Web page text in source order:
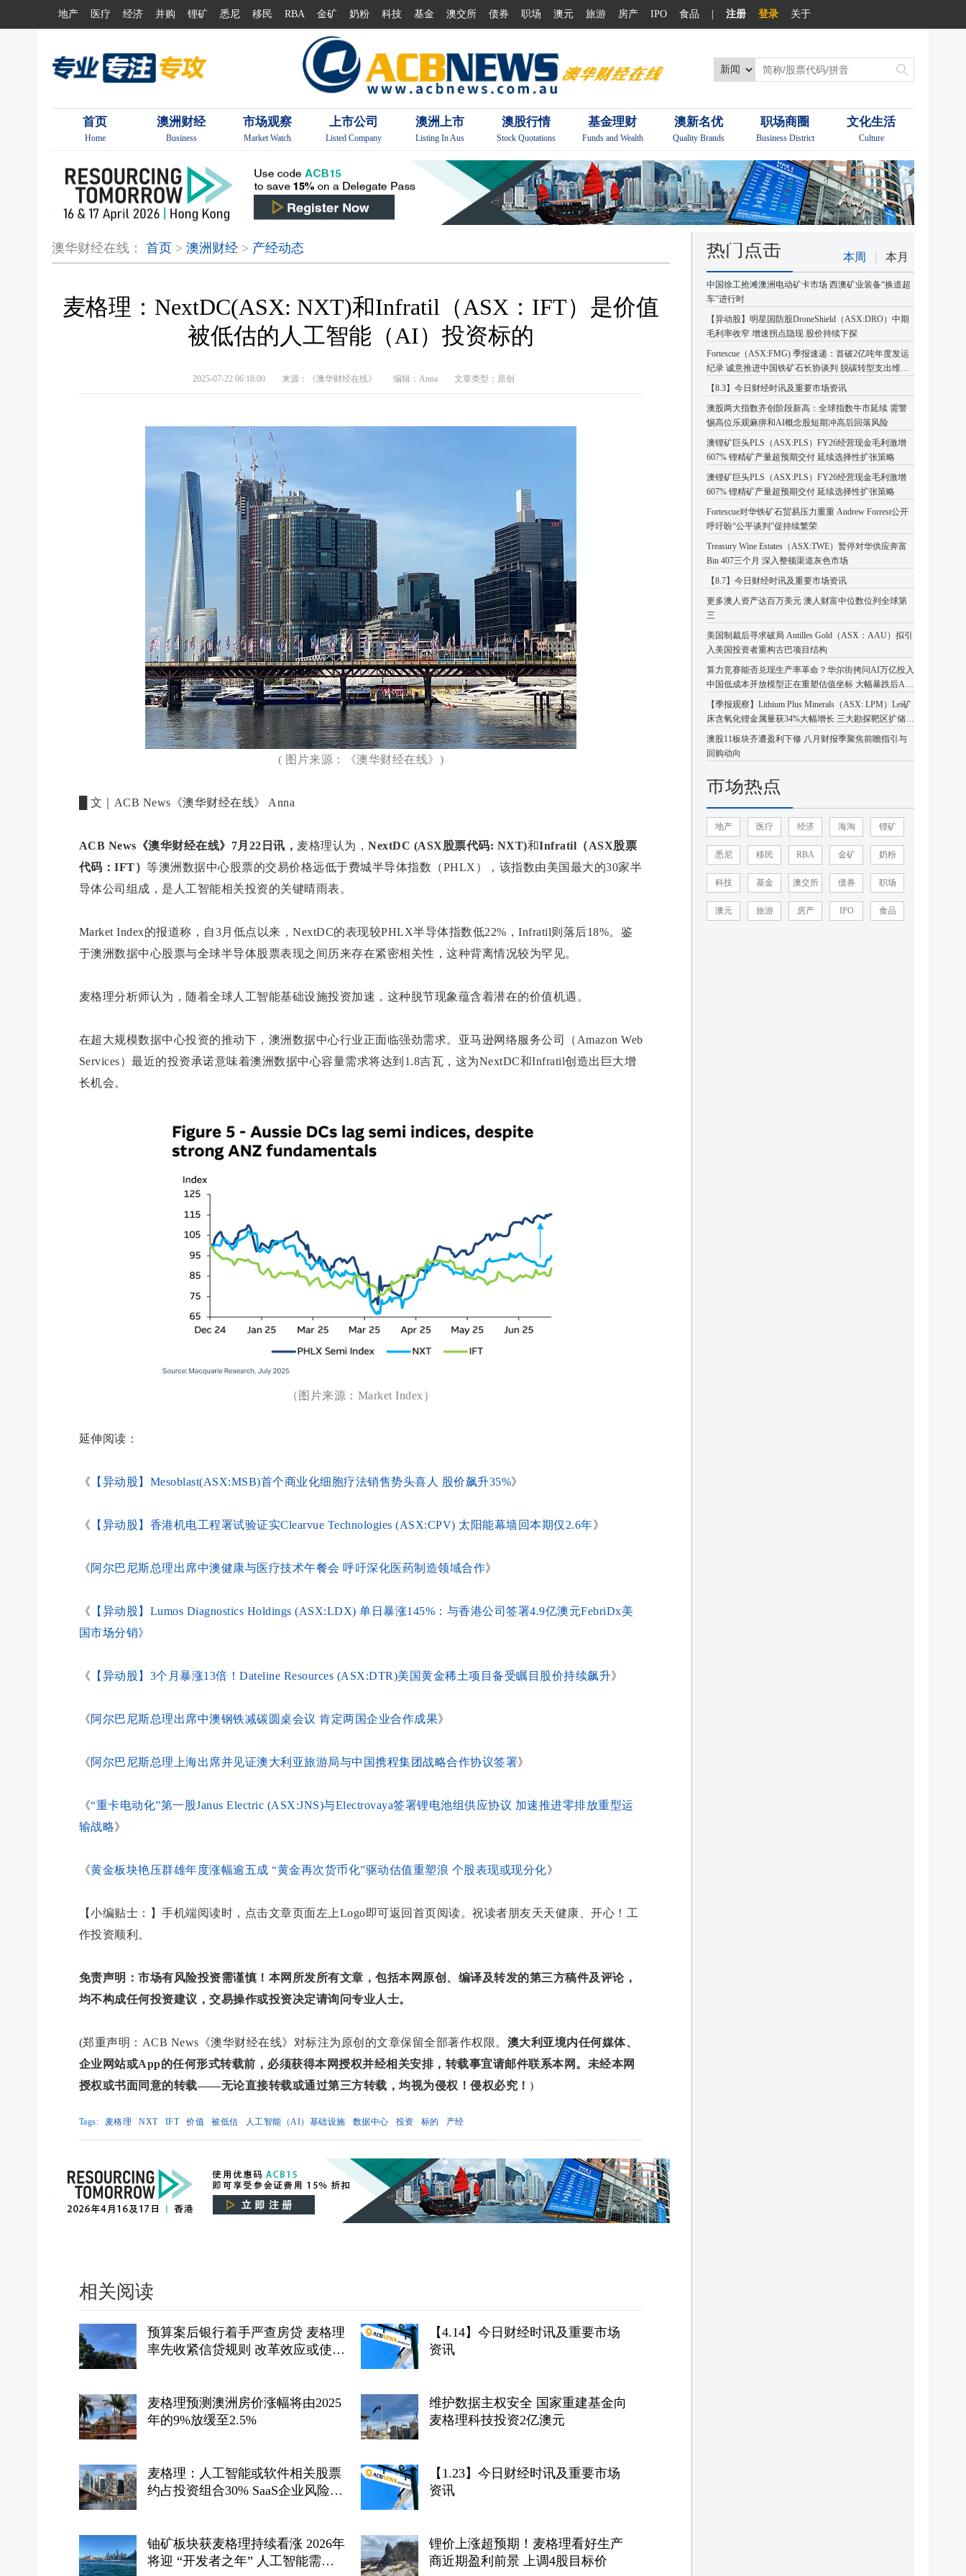
地产 医疗 经济 并购 锂矿 悉尼 移民 RBA 金矿 奶粉 科技 基金 澳交所 债券 职场 澳元 旅游 房产 IPO 食品 注册 登录 关于
首页
Home
澳洲财经
Business
市场观察
Market Watch
上市公司
Listed Company
澳洲上市
Listing In Aus
澳股行情
Stock Quotations
基金理财
Funds and Wealth
澳新名优
Quality Brands
职场商圈
Business District
文化生活
Culture
澳华财经在线： 首页 > 澳洲财经 > 产经动态
麦格理：NextDC(ASX: NXT)和Infratil（ASX：IFT）是价值
被低估的人工智能（AI）投资标的
2025-07-22 06:18:00 来源：《澳华财经在线》 编辑：Anna 文章类型：原创
( 图片来源：《澳华财经在线》)
█ 文｜ACB News《澳华财经在线》 Anna
ACB News《澳华财经在线》7月22日讯， 麦格理认为， NextDC (ASX股票代码: NXT)和Infratil（ASX股票
代码：IFT） 等澳洲数据中心股票的交易价格远低于费城半导体指数（PHLX），该指数由美国最大的30家半
导体公司组成，是人工智能相关投资的关键晴雨表。
Market Index的报道称，自3月低点以来，NextDC的表现较PHLX半导体指数低22%，Infratil则落后18%。鉴
于澳洲数据中心股票与全球半导体股票表现之间历来存在紧密相关性，这种背离情况较为罕见。
麦格理分析师认为，随着全球人工智能基础设施投资加速，这种脱节现象蕴含着潜在的价值机遇。
在超大规模数据中心投资的推动下，澳洲数据中心行业正面临强劲需求。亚马逊网络服务公司（Amazon Web
Services）最近的投资承诺意味着澳洲数据中心容量需求将达到1.8吉瓦，这为NextDC和Infratil创造出巨大增
长机会。
（图片来源：Market Index）
延伸阅读：
《 【异动股】Mesoblast(ASX:MSB)首个商业化细胞疗法销售势头喜人 股价飙升35%》
《 【异动股】香港机电工程署试验证实Clearvue Technologies (ASX:CPV) 太阳能幕墙回本期仅2.6年》
《阿尔巴尼斯总理出席中澳健康与医疗技术午餐会 呼吁深化医药制造领域合作》
《 【异动股】Lumos Diagnostics Holdings (ASX:LDX) 单日暴涨145%：与香港公司签署4.9亿澳元FebriDx美
国市场分销》
《 【异动股】3个月暴涨13倍！Dateline Resources (ASX:DTR)美国黄金稀土项目备受瞩目股价持续飙升》
《阿尔巴尼斯总理出席中澳钢铁减碳圆桌会议 肯定两国企业合作成果》
《阿尔巴尼斯总理上海出席并见证澳大利亚旅游局与中国携程集团战略合作协议签署》
《“重卡电动化”第一股Janus Electric (ASX:JNS)与Electrovaya签署锂电池组供应协议 加速推进零排放重型运
输战略》
《黄金板块艳压群雄年度涨幅逾五成 “黄金再次货币化”驱动估值重塑浪 个股表现或现分化》
【小编贴士：】手机端阅读时，点击文章页面左上Logo即可返回首页阅读。祝读者朋友天天健康、开心！工
作投资顺利。
免责声明：市场有风险投资需谨慎！本网所发所有文章，包括本网原创、编译及转发的第三方稿件及评论，
均不构成任何投资建议，交易操作或投资决定请询问专业人士。
(郑重声明：ACB News《澳华财经在线》对标注为原创的文章保留全部著作权限。 澳大利亚境内任何媒体、
企业网站或App的任何形式转载前，必须获得本网授权并经相关安排，转载事宜请邮件联系本网。未经本网
授权或书面同意的转载——无论直接转载或通过第三方转载，均视为侵权！侵权必究！ )
Tags: 麦格理 NXT IFT 价值 被低估 人工智能（AI）基础设施 数据中心 投资 标的 产经
相关阅读
预算案后银行着手严查房贷 麦格理
率先收紧信贷规则 改革效应或使首
【4.14】今日财经时讯及重要市场
资讯
麦格理预测澳洲房价涨幅将由2025
年的9%放缓至2.5%
维护数据主权安全 国家重建基金向
麦格理科技投资2亿澳元
麦格理：人工智能或软件相关股票
约占投资组合30% SaaS企业风险暴
【1.23】今日财经时讯及重要市场
资讯
铀矿板块获麦格理持续看涨 2026年
将迎 “开发者之年” 人工智能需求
锂价上涨超预期！麦格理看好生产
商近期盈利前景 上调4股目标价
热门点击 本周 本月
中国徐工抢滩澳洲电动矿卡市场 西澳矿业装备“换道超
车”进行时
【异动股】明星国防股DroneShield（ASX:DRO）中期
毛利率收窄 增速拐点隐现 股价持续下探
Fortescue（ASX:FMG) 季报速递：首破2亿吨年度发运
纪录 诚意推进中国铁矿石长协谈判 脱碳转型支出维持
高位
【8.3】今日财经时讯及重要市场资讯
澳股两大指数齐创阶段新高：全球指数牛市延续 需警
惕高位乐观麻痹和AI概念股短期冲高后回落风险
澳锂矿巨头PLS（ASX:PLS）FY26经营现金毛利激增
607% 锂精矿产量超预期交付 延续选择性扩张策略
澳锂矿巨头PLS（ASX:PLS）FY26经营现金毛利激增
607% 锂精矿产量超预期交付 延续选择性扩张策略
Fortescue对华铁矿石贸易压力重重 Andrew Forrest公开
呼吁盼“公平谈判”促持续繁荣
Treasury Wine Estates（ASX:TWE）暂停对华供应奔富
Bin 407三个月 深入整顿渠道灰色市场
【8.7】今日财经时讯及重要市场资讯
更多澳人资产达百万美元 澳人财富中位数位列全球第
三
美国制裁后寻求破局 Antilles Gold（ASX：AAU）拟引
入美国投资者重构古巴项目结构
算力竞赛能否兑现生产率革命？华尔街拷问AI万亿投入
中国低成本开放模型正在重塑估值坐标 大幅暴跌后AI
板块或迎企稳反弹
【季报观察】Lithium Plus Minerals（ASX: LPM）Lei矿
床含氧化锂金属量获34%大幅增长 三大勘探靶区扩储潜
力凸显
澳股11板块齐遭盈利下修 八月财报季聚焦前瞻指引与
回购动向
市场热点
地产 医疗 经济 海淘 锂矿
悉尼 移民 RBA 金矿 奶粉
科技 基金 澳交所 债券 职场
澳元 旅游 房产 IPO 食品